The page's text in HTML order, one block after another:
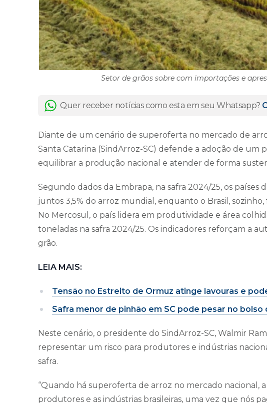
Setor de grãos sobre com importações e
Quer receber notícias como esta em seu Whatsapp?
Diante de um cenário de superoferta no mercado de
Santa Catarina (SindArroz-SC) defende a adoção de um
equilibrar a produção nacional e atender de forma
Segundo dados da Embrapa, na safra 2024/25, os países
juntos 3,5% do arroz mundial, enquanto o Brasil,
No Mercosul, o país lidera em produtividade e área
toneladas na safra 2024/25. Os indicadores reforçam a
grão.
LEIA MAIS:
Tensão no Estreito de Ormuz atinge lavouras e
Safra menor de pinhão em SC pode pesar no bolso
Neste cenário, o presidente do SindArroz-SC, Walmir
representar um risco para produtores e indústrias
safra.
“Quando há superoferta de arroz no mercado nacional,
produtores e as indústrias brasileiras, uma vez que nós